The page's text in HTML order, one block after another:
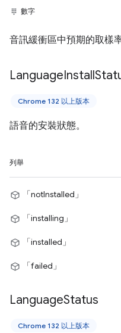
數字
音訊緩衝區中預期的取樣率
LanguageInstall
Chrome 132 以上版本
語音的安裝狀態。
列舉
「notInstalled」
「installing」
「installed」
「failed」
LanguageStatus
Chrome 132 以上版本